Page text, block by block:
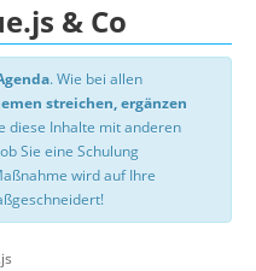
& Co
. Wie bei allen
streichen, ergänzen
diese Inhalte mit anderen
Sie eine Schulung
wird auf Ihre